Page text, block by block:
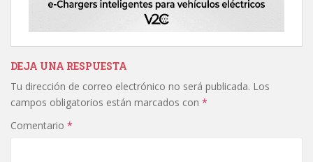
DEJA UNA RESPUESTA
Tu dirección de correo electrónico no será publicada. Los
campos obligatorios están marcados con *
Comentario *